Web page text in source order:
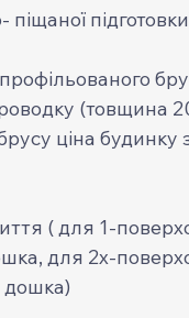
(товщина
ціна будинку
( для 1-
для 2х-
дошка)